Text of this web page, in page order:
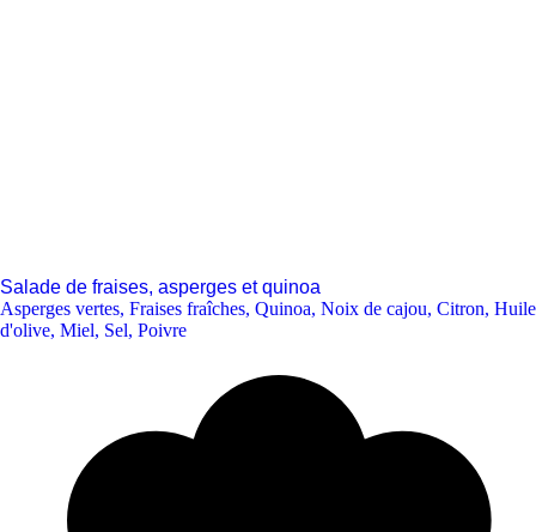
Salade de fraises, asperges et quinoa
Asperges vertes, Fraises fraîches, Quinoa, Noix de cajou, Citron, Huile
d'olive, Miel, Sel, Poivre